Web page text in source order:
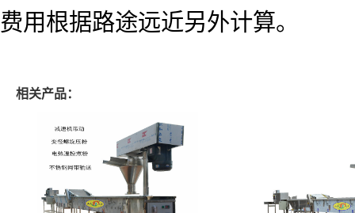
费用根据路途远近另外计算。
相关产品：